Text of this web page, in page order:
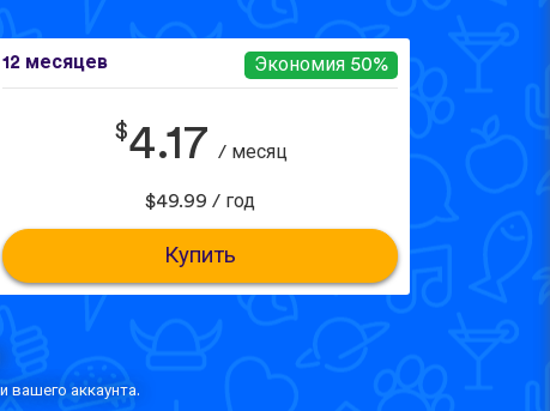
12 месяцев Экономия 50%
$4.17 / месяц
$49.99 / год
Купить
вашего аккаунта.